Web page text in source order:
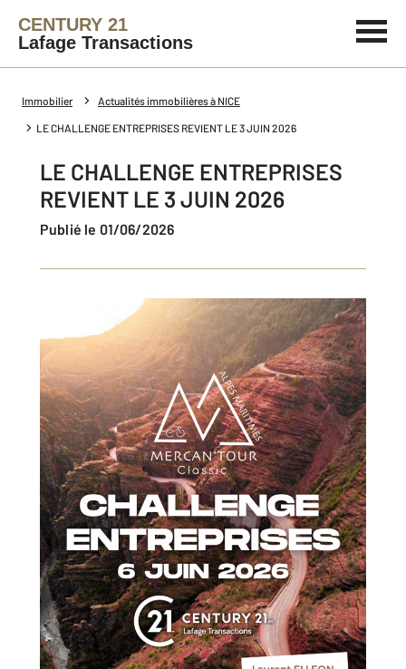
CENTURY 21
Lafage Transactions
Immobilier Actualités immobilières à NICE
LE CHALLENGE ENTREPRISES REVIENT LE 3 JUIN 2026
LE CHALLENGE ENTREPRISES
REVIENT LE 3 JUIN 2026
Publié le 01/06/2026